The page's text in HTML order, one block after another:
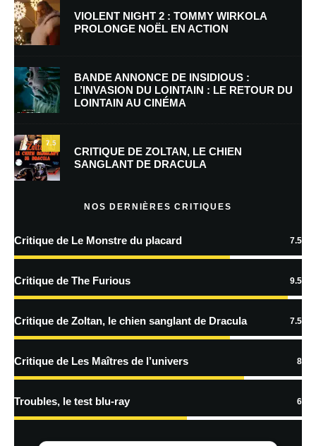
E-mail *
Enregistrer mon nom, mon e-mail et mon site dans le navigateur pour
mon prochain commentaire.
Prévenez-moi de tous les nouveaux commentaires par e-mail.
Prévenez-moi de tous les nouveaux articles par e-mail.
En savoir
traitées
VIOLENT NIGHT 2 : TOMMY WIRKOLA
PROLONGE NOËL EN ACTION
BANDE ANNONCE DE INSIDIOUS :
L’INVASION DU LOINTAIN : LE RETOUR DU
LOINTAIN AU CINÉMA
7.5
CRITIQUE DE ZOLTAN, LE CHIEN
SANGLANT DE DRACULA
NOS DERNIÈRES CRITIQUES
Critique de Le Monstre du placard 7.5
Critique de The Furious 9.5
Critique de Zoltan, le chien sanglant de Dracula 7.5
Critique de Les Maîtres de l’univers 8
Troubles, le test blu-ray 6